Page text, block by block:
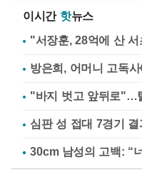
이시간 핫뉴스
"서장훈, 28억에 산
방은희, 어머니 고독
"바지 벗고 앞뒤로"…
심판 성 접대 7경기